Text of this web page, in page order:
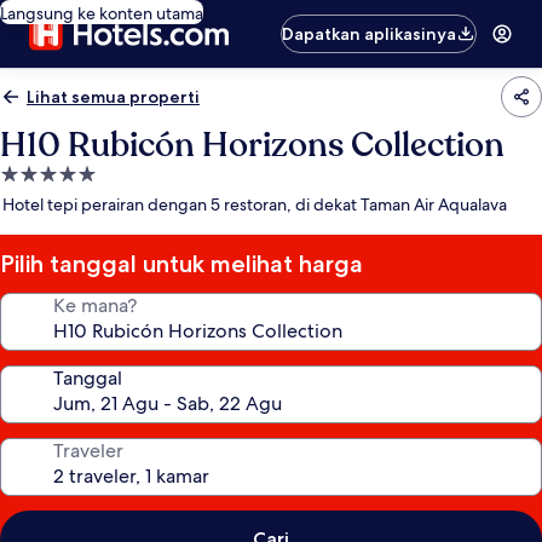
Langsung ke konten utama
Dapatkan aplikasinya
Lihat semua properti
H10 Rubicón Horizons Collection
Properti
bintang
Hotel tepi perairan dengan 5 restoran, di dekat Taman Air Aqualava
Pilih tanggal untuk melihat harga
Ke mana?
Tanggal
Traveler